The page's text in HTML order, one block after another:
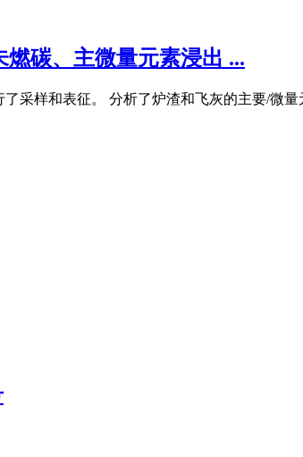
碳、主微量元素浸出 ...
采样和表征。 分析了炉渣和飞灰的主要/微